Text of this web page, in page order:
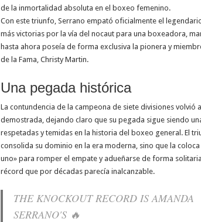
de la inmortalidad absoluta en el boxeo femenino.
Con este triunfo, Serrano empató oficialmente el
más victorias por la vía del nocaut para una boxeadora,
hasta ahora poseía de forma exclusiva la pionera y
de la Fama, Christy Martin.
Una pegada histórica
La contundencia de la campeona de siete divisiones volvió
demostrada, dejando claro que su pegada sigue siendo
respetadas y temidas en la historia del boxeo general. El
consolida su dominio en la era moderna, sino que la coloca
uno» para romper el empate y adueñarse de forma
récord que por décadas parecía inalcanzable.
THE KNOCKOUT RECORD IS AMANDA
SERRANO'S 🔥